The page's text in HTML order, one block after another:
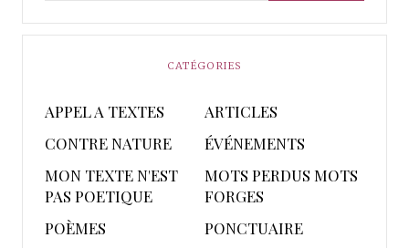
CATÉGORIES
APPEL A TEXTES
ARTICLES
CONTRE NATURE
ÉVÉNEMENTS
MON TEXTE N'EST
PAS POETIQUE
MOTS PERDUS MOTS
FORGES
POÈMES
PONCTUAIRE